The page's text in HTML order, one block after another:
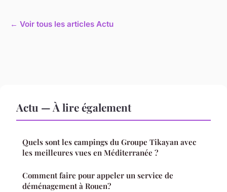
← Voir tous les articles Actu
Actu — À lire également
Quels sont les campings du Groupe Tikayan avec
les meilleures vues en Méditerranée ?
Comment faire pour appeler un service de
déménagement à Rouen?